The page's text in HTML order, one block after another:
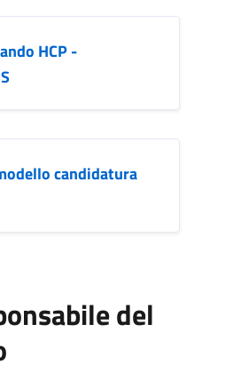
HCP -
candidatura
del